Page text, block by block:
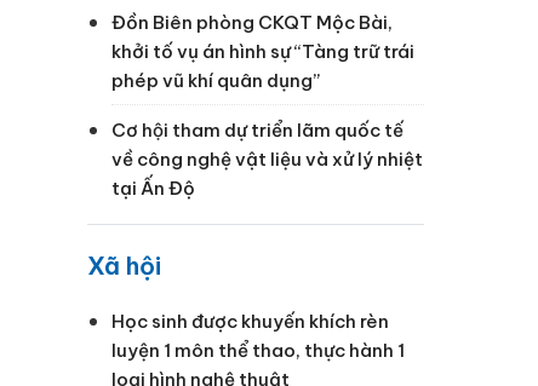
Đồn Biên phòng CKQT Mộc Bài,
khởi tố vụ án hình sự “Tàng trữ trái
phép vũ khí quân dụng”
Cơ hội tham dự triển lãm quốc tế
về công nghệ vật liệu và xử lý nhiệt
tại Ấn Độ
Xã hội
Học sinh được khuyến khích rèn
luyện 1 môn thể thao, thực hành 1
loại hình nghệ thuật